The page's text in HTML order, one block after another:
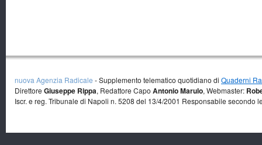
nuova Agenzia Radicale - Supplemento telematico quotidiano di Quaderni
Direttore Giuseppe Rippa, Redattore Capo Antonio Marulo, Webmaster:
Iscr. e reg. Tribunale di Napoli n. 5208 del 13/4/2001 Responsabile secondo